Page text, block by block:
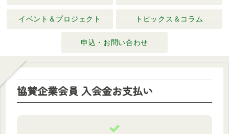
イベント＆プロジェクト トピックス＆コラム
申込・お問い合わせ
協賛企業会員 入会金お支払い